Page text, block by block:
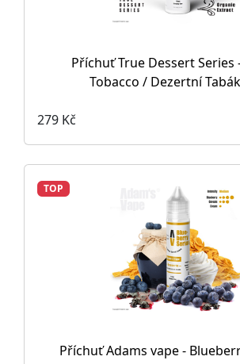
Příchuť True Dessert Series
Tobacco / Dezertní
279 Kč
TOP
Příchuť Adams vape -